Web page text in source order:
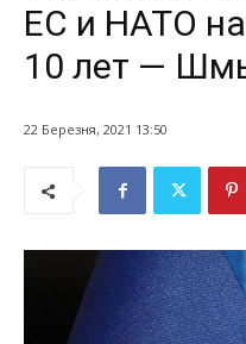
ЕС и НАТО
10 лет —
22 Березня, 2021 13:50